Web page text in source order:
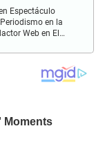
Espectáculo
en la
Web en El